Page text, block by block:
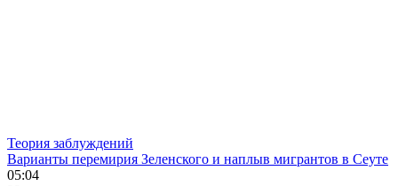
Теория заблуждений
Варианты перемирия Зеленского и наплыв мигрантов в Сеуте
05:04